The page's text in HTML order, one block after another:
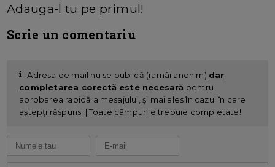
Adauga-l tu pe primul!
Scrie un comentariu
Adresa de mail nu se publică (ramâi anonim) dar
completarea corectă este necesară pentru
aprobarea rapidă a mesajului, și mai ales în cazul în care
aștepți răspuns. | Toate câmpurile trebuie completate!